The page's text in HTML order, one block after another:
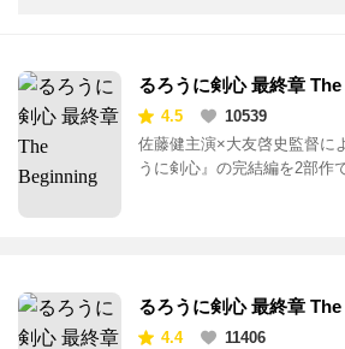
るろうに剣心 最終章
4.5
10539
佐藤健主演×大友啓史監督に
うに剣心』の完結編を2部作
るろうに剣心 最終章
4.4 11406